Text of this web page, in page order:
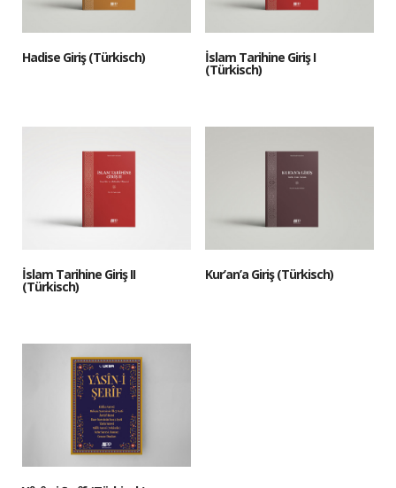
Hadise Giriş (Türkisch) İslam Tarihine Giriş I
(Türkisch)
İslam Tarihine Giriş II
(Türkisch)
Kur’an’a Giriş (Türkisch)